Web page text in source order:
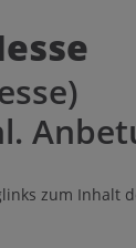
A A
zum Inhalt